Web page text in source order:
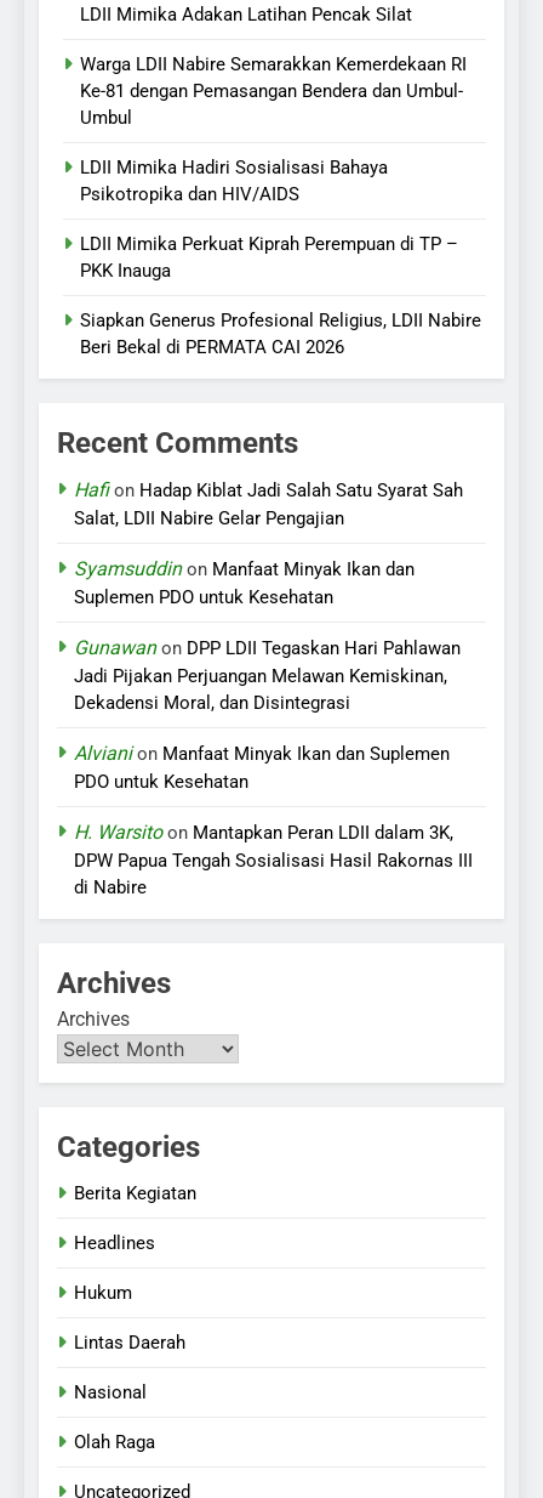
LDII Mimika Adakan Latihan Pencak Silat
Warga LDII Nabire Semarakkan Kemerdekaan RI
Ke-81 dengan Pemasangan Bendera dan Umbul-
Umbul
LDII Mimika Hadiri Sosialisasi Bahaya
Psikotropika dan HIV/AIDS
LDII Mimika Perkuat Kiprah Perempuan di TP –
PKK Inauga
Siapkan Generus Profesional Religius, LDII Nabire
Beri Bekal di PERMATA CAI 2026
Recent Comments
Hafion Hadap Kiblat Jadi Salah Satu Syarat Sah
Salat, LDII Nabire Gelar Pengajian
Syamsuddinon Manfaat Minyak Ikan dan
Suplemen PDO untuk Kesehatan
Gunawanon DPP LDII Tegaskan Hari Pahlawan
Jadi Pijakan Perjuangan Melawan Kemiskinan,
Dekadensi Moral, dan Disintegrasi
Alvianion Manfaat Minyak Ikan dan Suplemen
PDO untuk Kesehatan
H. Warsitoon Mantapkan Peran LDII dalam 3K,
DPW Papua Tengah Sosialisasi Hasil Rakornas III
di Nabire
Archives
Archives
Categories
Berita Kegiatan
Headlines
Hukum
Lintas Daerah
Nasional
Olah Raga
Uncategorized